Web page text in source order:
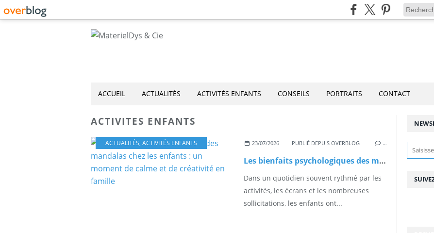
ACCUEIL ACTUALITÉS ACTIVITÉS ENFANTS CONSEILS PORTRAITS CONTACT
ACTIVITES ENFANTS
ACTUALITÉS, ACTIVITÉS ENFANTS 23/07/2026 PUBLIÉ DEPUIS OVERBLOG …
Les bienfaits psychologiques des mandalas chez les enfants : un moment de calme et de créativité en famille
Dans un quotidien souvent rythmé par les
activités, les écrans et les nombreuses
sollicitations, les enfants ont...